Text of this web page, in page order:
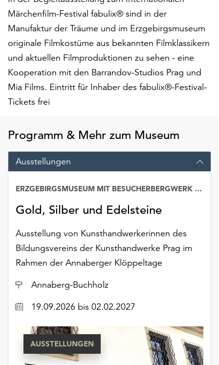
auf
akzeptieren“,
um
alle
Cookies
zu
akzeptieren.
Sie
Einverständnis
jederzeit
ändern
und
Dafür
Ihnen
Ende
der
Seite
die
Schaltfläche
„Cookie-
Einstellungen“
zur
Verfügung.
Funktionale
Cookies
werden
Märchenfilm-Festival fabulix® sind in der
Manufaktur der Träume und im Erzgebirgsmuseum
originale Filmkostüme aus bekannten Filmklassikern
und aktuellen Filmproduktionen zu sehen - eine
Kooperation mit den Barrandov-Studios Prag und
Mia Films. Eintritt für Inhaber des fabulix®-Festival-
Tickets frei
Programm & Mehr zum Museum
Ausstellungen
Gold, Silber und Edelsteine
ERZGEBIRGSMUSEUM MIT BESUCHERBERGWERK „IM GÖSSNER“
Ausstellung von Kunsthandwerkerinnen des
Bildungsvereins der Kunsthandwerke Prag im
Rahmen der Annaberger Klöppeltage
Ort
Annaberg-Buchholz
Datum19.09.2026 bis 02.02.2027
AUSSTELLUNGEN